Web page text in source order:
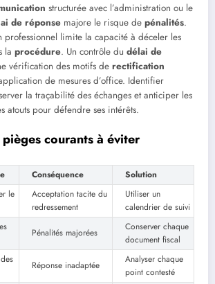
structurée avec l’administration ou le
de réponse majore le risque de pénalités.
professionnel limite la capacité à déceler les
la procédure. Un contrôle du délai de
vérification des motifs de rectification
de mesures d’office. Identifier
la traçabilité des échanges et anticiper les
atouts pour défendre ses intérêts.
courants à éviter
Conséquence
Solution
le
Acceptation tacite du
redressement
Utiliser un
calendrier de suivi
Pénalités majorées
Conserver chaque
document fiscal
Réponse inadaptée
Analyser chaque
point contesté